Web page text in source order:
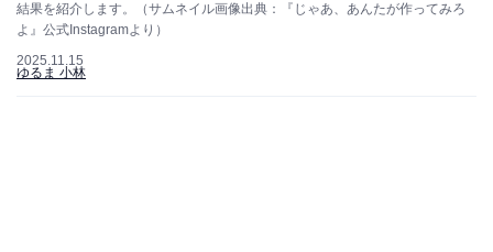
結果を紹介します。（サムネイル画像出典：『じゃあ、あんたが作ってみろ
よ』公式Instagramより）
2025.11.15
ゆるま 小林